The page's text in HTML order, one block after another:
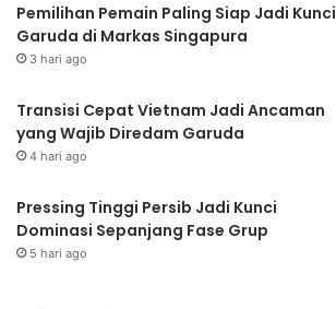
Pemilihan Pemain Paling Siap Jadi Kunci
Garuda di Markas Singapura
3 hari ago
Transisi Cepat Vietnam Jadi Ancaman
yang Wajib Diredam Garuda
4 hari ago
Pressing Tinggi Persib Jadi Kunci
Dominasi Sepanjang Fase Grup
5 hari ago